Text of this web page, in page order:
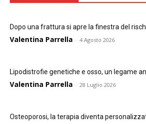
Dopo una frattura si apre la finestra del
Valentina Parrella - 4 Agosto 2026
Lipodistrofie genetiche e osso, un legame
Valentina Parrella - 28 Luglio 2026
Osteoporosi, la terapia diventa